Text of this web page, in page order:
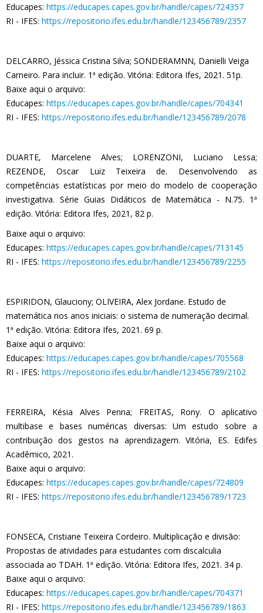
Educapes: https://educapes.capes.gov.br/handle/capes/724357
RI - IFES: https://repositorio.ifes.edu.br/handle/123456789/2357
DELCARRO, Jéssica Cristina Silva; SONDERAMNN, Danielli Veiga
Carneiro. Para incluir. 1ª edição. Vitória: Editora Ifes, 2021. 51p.
Baixe aqui o arquivo:
Educapes: https://educapes.capes.gov.br/handle/capes/704341
RI - IFES: https://repositorio.ifes.edu.br/handle/123456789/2078
DUARTE, Marcelene Alves; LORENZONI, Luciano Lessa;
REZENDE, Oscar Luiz Teixeira de. Desenvolvendo as
competências estatísticas por meio do modelo de cooperação
investigativa. Série Guias Didáticos de Matemática - N.75. 1ª
edição. Vitória: Editora Ifes, 2021, 82 p.
Baixe aqui o arquivo:
Educapes: https://educapes.capes.gov.br/handle/capes/713145
RI - IFES: https://repositorio.ifes.edu.br/handle/123456789/2255
ESPIRIDON, Glauciony; OLIVEIRA, Alex Jordane. Estudo de
matemática nos anos iniciais: o sistema de numeração decimal.
1ª edição. Vitória: Editora Ifes, 2021. 69 p.
Baixe aqui o arquivo:
Educapes: https://educapes.capes.gov.br/handle/capes/705568
RI - IFES: https://repositorio.ifes.edu.br/handle/123456789/2102
FERREIRA, Késia Alves Penna; FREITAS, Rony. O aplicativo
multibase e bases numéricas diversas: Um estudo sobre a
contribuição dos gestos na aprendizagem. Vitória, ES. Edifes
Acadêmico, 2021.
Baixe aqui o arquivo:
Educapes: https://educapes.capes.gov.br/handle/capes/724809
RI - IFES: https://repositorio.ifes.edu.br/handle/123456789/1723
FONSECA, Cristiane Teixeira Cordeiro. Multiplicação e divisão:
Propostas de atividades para estudantes com discalculia
associada ao TDAH. 1ª edição. Vitória: Editora Ifes, 2021. 34 p.
Baixe aqui o arquivo:
Educapes: https://educapes.capes.gov.br/handle/capes/704371
RI - IFES: https://repositorio.ifes.edu.br/handle/123456789/1863